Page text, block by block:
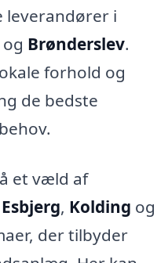
leverandører i
og Brønderslev.
forhold og
de bedste
et væld af
Esbjerg, Kolding og
der tilbyder